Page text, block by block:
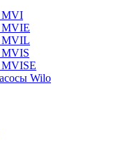
MVI
MVIE
MVIL
Wilo